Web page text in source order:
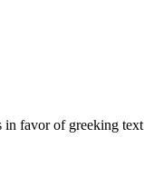
in favor of greeking text